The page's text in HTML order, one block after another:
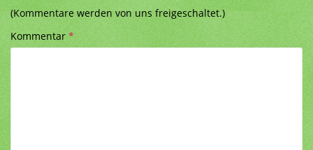
(Kommentare werden von uns freigeschaltet.)
Kommentar*